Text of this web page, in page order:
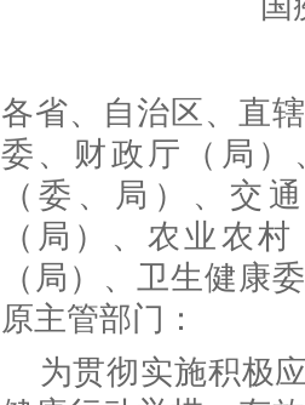
各省、自治区、直
委、财政厅（局
（委、局）、交
（局）、农业农
（局）、卫生健康
原主管部门：
为贯彻实施积极